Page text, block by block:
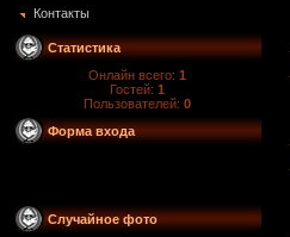
Контакты
Статистика
Онлайн всего: 1
Гостей: 1
Пользователей: 0
Форма входа
Случайное фото